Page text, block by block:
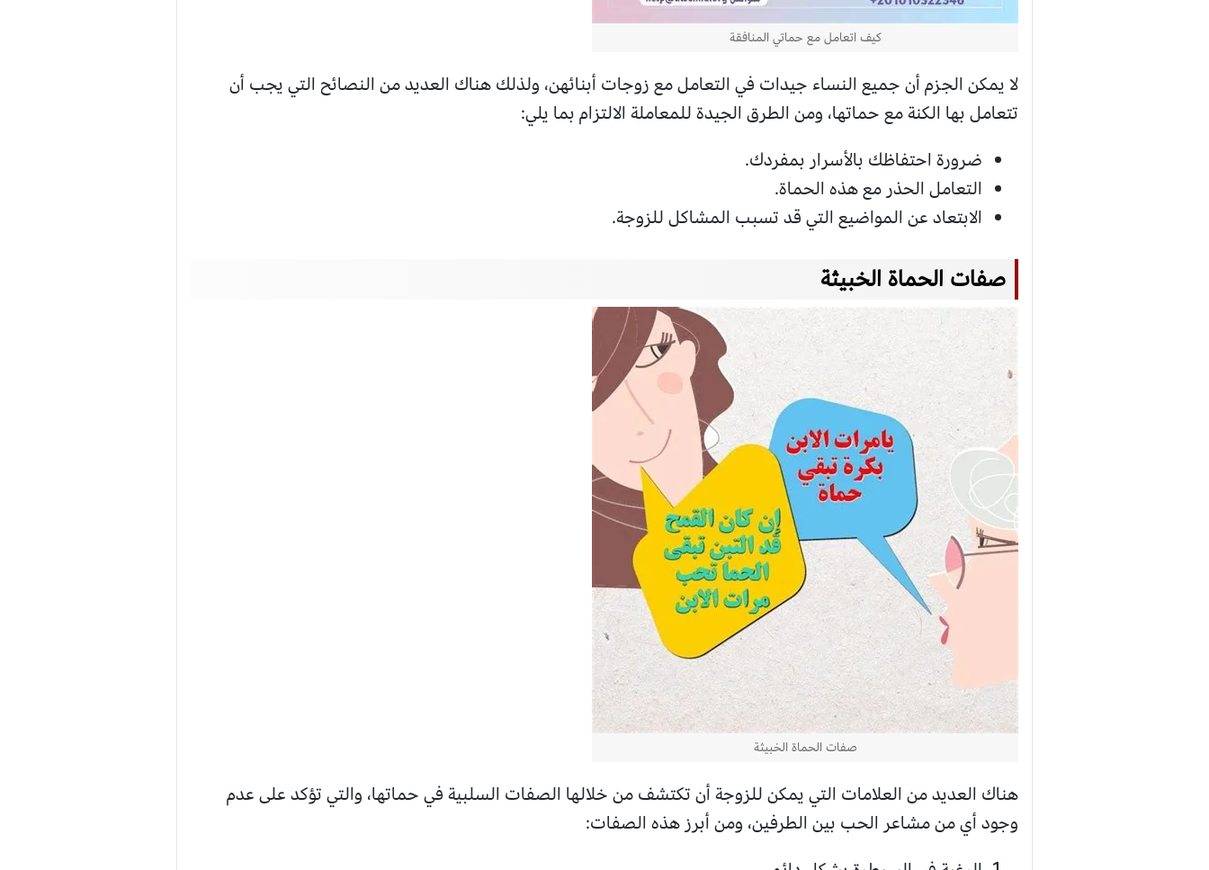
كيف اتعامل مع حماتي المنافقة
لا يمكن الجزم أن جميع النساء جيدات في التعامل مع زوجات أبنائهن، ولذلك هناك العديد من النصائح التي يجب أن
تتعامل بها الكنة مع حماتها، ومن الطرق الجيدة للمعاملة الالتزام بما يلي:
ضرورة احتفاظك بالأسرار بمفردك.
التعامل الحذر مع هذه الحماة.
الابتعاد عن المواضيع التي قد تسبب المشاكل للزوجة.
صفات الحماة الخبيثة
صفات الحماة الخبيثة
هناك العديد من العلامات التي يمكن للزوجة أن تكتشف من خلالها الصفات السلبية في حماتها، والتي تؤكد على عدم
وجود أي من مشاعر الحب بين الطرفين، ومن أبرز هذه الصفات: